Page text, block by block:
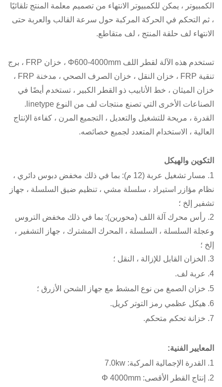
الكمبيوتر ، يمكن للكمبيوتر الانتهاء من تصميم معلمة المنتج تلقائيًا
، ثم التحكم في الحركة المركبة حول سرعة القالب والعربة حتى
الانتهاء لف حلقة المنتج ، لف متقاطع.
تستخدم هذه الآلة لقطر اللف Φ600-4000mm ، خزان FRP ، برج
تنقية FRP ، خزان النقل ، خزان الصرف الصحي ، مدخنة FRP ،
خزان الميثان ، خط الأنابيب ذو القطر الكبير ، تستخدم أيضًا في
الصناعات الأخرى التي تصنع منتجات لف من النوع linetype.
القدرة ، مريحة للتشغيل والتعديل ، التجميع المرن ، كفاءة الإنتاج
العالية ، الاستخدام المتعدد لجميع خصائصه.
التكوين والهيكل
1. مسار تشغيل عربة (12 م): بما في ذلك مخفض دبوس دائري ،
نظام مؤازر استيراد ، سلسلة مشي ، تنظيم ضيق السلسلة ، جهاز
تشفير إلخ ؛
2. رأس محرك آلة اللف (محورين): بما في ذلك مخفض التروس
وعجلة السلسلة ، السلسلة ، المحرك المشترك ، جهاز التشفير ،
إلخ ؛
3. الخزان القابل للإزالة ، النقل ؛
4. عربة لف.
5. خزان الصمغ من نوع المشط مع جهاز الشحن الأزرق ؛
6. هيكل عظمي رمز التوتر كريل.
7. خزانة تحكم متحكم.
المعايير الفنية:
1. القدرة الإجمالية المركبة: 7.0kw
2. إنتاج القطر الأقصى: Φ 4000mm